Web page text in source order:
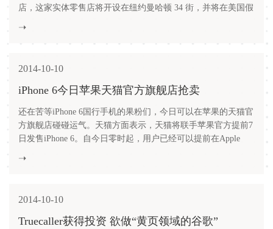
店，这家实体零售店将开设在纽约曼哈顿 34 街，并将在美国假
➝
2014-10-10
iPhone 6今日苹果天猫官方旗舰店抢卖
还在苦等iPhone 6国行手机的果粉们，今日可以在苹果的天猫官
方旗舰店碰碰运气。天猫方面表示，天猫将联手苹果官方提前7
日发售iPhone 6。自今日零时起，用户已经可以提前在Apple
➝
2014-10-10
Truecaller获得投资 欲做“黄页领域的谷歌”